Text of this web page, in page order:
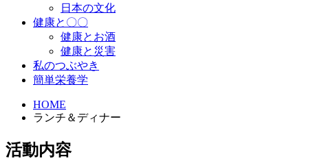
日本の文化
健康と〇〇
健康とお酒
健康と災害
私のつぶやき
簡単栄養学
HOME
ランチ＆ディナー
活動内容